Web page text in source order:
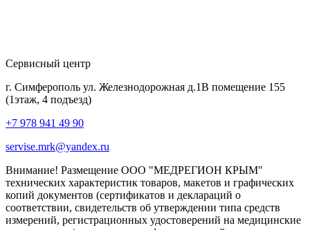
Сервисный центр
г. Симферополь ул. Железнодорожная д.1В помещение 155
(1этаж, 4 подъезд)
+7 978 941 49 90
servise.mrk@yandex.ru
Внимание! Размещение ООО "МЕДРЕГИОН КРЫМ"
технических характеристик товаров, макетов и графических
копий документов (сертификатов и деклараций о
соответствии, свидетельств об утверждении типа средств
измерений, регистрационных удостоверений на медицинские